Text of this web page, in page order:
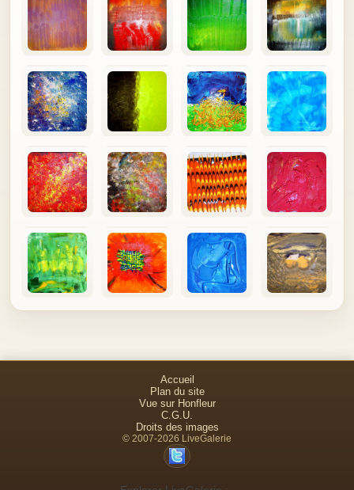
Accueil
Plan du site
Vue sur Honfleur
C.G.U.
Droits des images
© 2007-2026 LiveGalerie